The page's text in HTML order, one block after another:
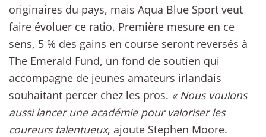
originaires du pays, mais Aqua Blue Sport veut
faire évoluer ce ratio. Première mesure en ce
sens, 5 % des gains en course seront reversés à
The Emerald Fund, un fond de soutien qui
accompagne de jeunes amateurs irlandais
souhaitant percer chez les pros. « Nous voulons
aussi lancer une académie pour valoriser les
coureurs talentueux, ajoute Stephen Moore.